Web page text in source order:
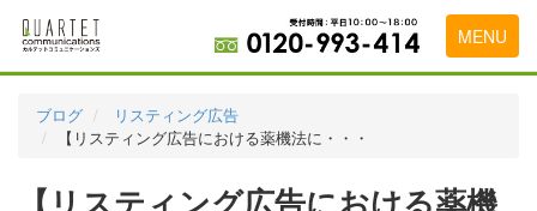
MENU
料金表
実績・お客様の声
ブログ
リスティング広告
【リスティング広告における薬機法に・・・
【リスティング広告における薬機